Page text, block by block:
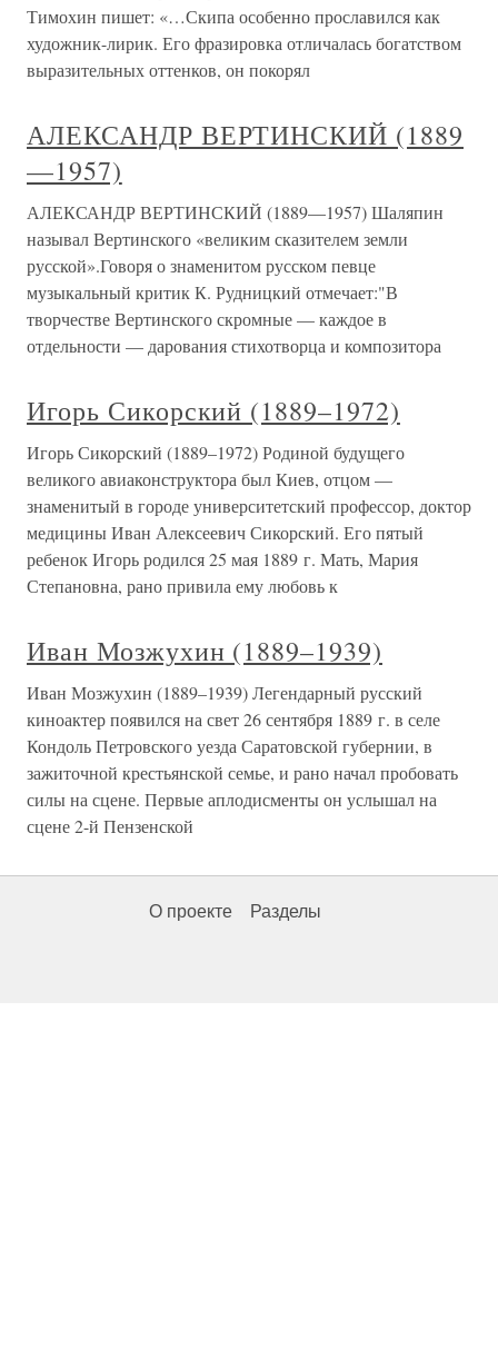
Тимохин пишет: «…Скипа особенно прославился как
художник-лирик. Его фразировка отличалась богатством
выразительных оттенков, он покорял
АЛЕКСАНДР ВЕРТИНСКИЙ (1889
—1957)
АЛЕКСАНДР ВЕРТИНСКИЙ (1889—1957) Шаляпин
называл Вертинского «великим сказителем земли
русской».Говоря о знаменитом русском певце
музыкальный критик К. Рудницкий отмечает:"В
творчестве Вертинского скромные — каждое в
отдельности — дарования стихотворца и композитора
Игорь Сикорский (1889–1972)
Игорь Сикорский (1889–1972) Родиной будущего
великого авиаконструктора был Киев, отцом —
знаменитый в городе университетский профессор, доктор
медицины Иван Алексеевич Сикорский. Его пятый
ребенок Игорь родился 25 мая 1889 г. Мать, Мария
Степановна, рано привила ему любовь к
Иван Мозжухин (1889–1939)
Иван Мозжухин (1889–1939) Легендарный русский
киноактер появился на свет 26 сентября 1889 г. в селе
Кондоль Петровского уезда Саратовской губернии, в
зажиточной крестьянской семье, и рано начал пробовать
силы на сцене. Первые аплодисменты он услышал на
сцене 2-й Пензенской
О проекте Разделы